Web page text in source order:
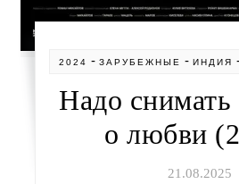
2024 -ЗАРУБЕЖНЫЕ -ИНДИЯ
Надо
о любви
21.08.2025